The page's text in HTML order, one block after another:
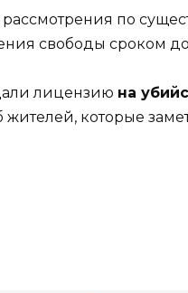
по
свободы сроком до
лицензию на
которые